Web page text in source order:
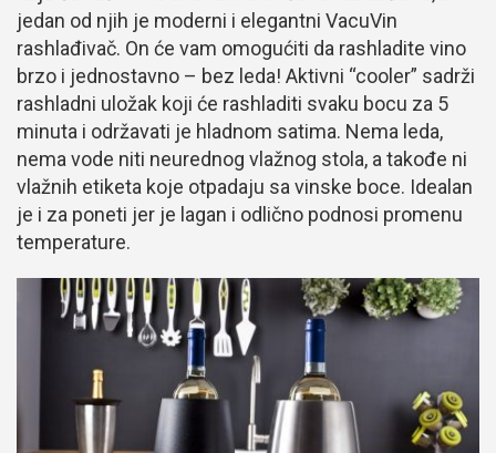
jedan od njih je moderni i elegantni VacuVin
rashlađivač. On će vam omogućiti da rashladite vino
brzo i jednostavno – bez leda! Aktivni “cooler” sadrži
rashladni uložak koji će rashladiti svaku bocu za 5
minuta i održavati je hladnom satima. Nema leda,
nema vode niti neurednog vlažnog stola, a takođe ni
vlažnih etiketa koje otpadaju sa vinske boce. Idealan
je i za poneti jer je lagan i odlično podnosi promenu
temperature.